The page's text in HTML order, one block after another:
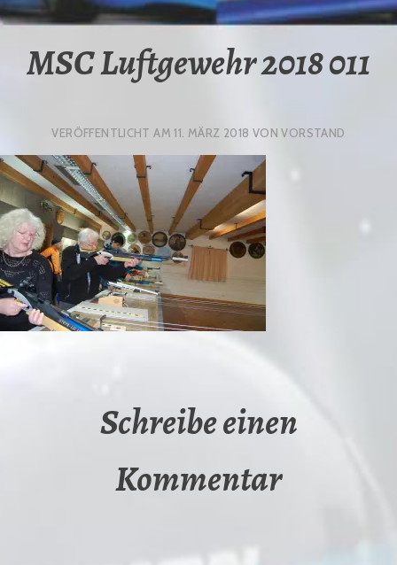
MSC Luftgewehr 2018 011
VERÖFFENTLICHT AM11. MÄRZ 2018 VONVORSTAND
Schreibe einen
Kommentar